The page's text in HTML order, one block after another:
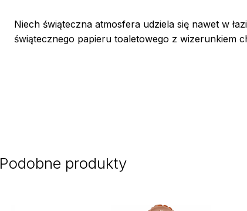
Niech świąteczna atmosfera udziela się nawet w
świątecznego papieru toaletowego z wizerunkiem
Podobne produkty